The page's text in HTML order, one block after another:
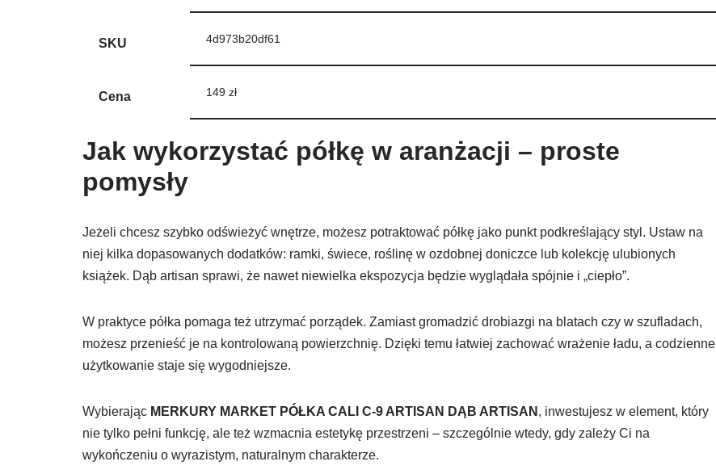
SKU 4d973b20df61
Cena 149 zł
Jak wykorzystać półkę w aranżacji – proste
pomysły
Jeżeli chcesz szybko odświeżyć wnętrze, możesz potraktować półkę jako punkt podkreślający styl. Ustaw na
niej kilka dopasowanych dodatków: ramki, świece, roślinę w ozdobnej doniczce lub kolekcję ulubionych
książek. Dąb artisan sprawi, że nawet niewielka ekspozycja będzie wyglądała spójnie i „ciepło”.
W praktyce półka pomaga też utrzymać porządek. Zamiast gromadzić drobiazgi na blatach czy w szufladach,
możesz przenieść je na kontrolowaną powierzchnię. Dzięki temu łatwiej zachować wrażenie ładu, a codzienne
użytkowanie staje się wygodniejsze.
Wybierając MERKURY MARKET PÓŁKA CALI C-9 ARTISAN DĄB ARTISAN , inwestujesz w element, który
nie tylko pełni funkcję, ale też wzmacnia estetykę przestrzeni – szczególnie wtedy, gdy zależy Ci na
wykończeniu o wyrazistym, naturalnym charakterze.